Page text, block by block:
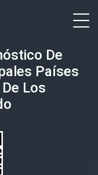
De
Países
Los